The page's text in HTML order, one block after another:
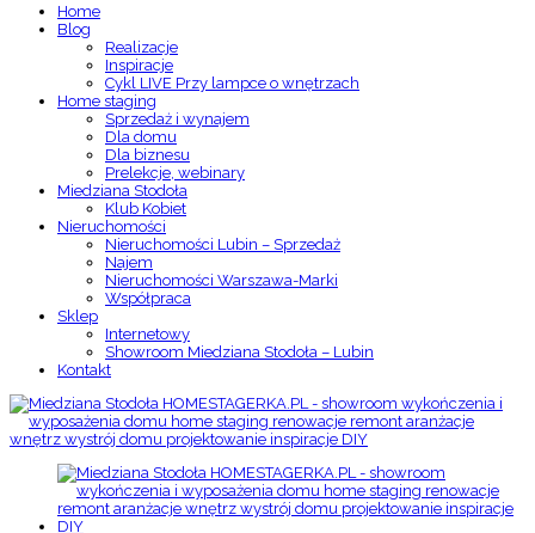
Home
Blog
Realizacje
Inspiracje
Cykl LIVE Przy lampce o wnętrzach
Home staging
Sprzedaż i wynajem
Dla domu
Dla biznesu
Prelekcje, webinary
Miedziana Stodoła
Klub Kobiet
Nieruchomości
Nieruchomości Lubin – Sprzedaż
Najem
Nieruchomości Warszawa-Marki
Współpraca
Sklep
Internetowy
Showroom Miedziana Stodoła – Lubin
Kontakt